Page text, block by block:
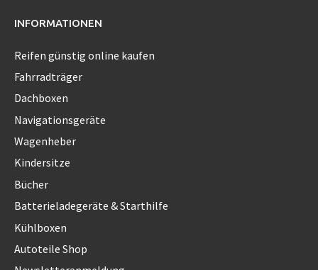
INFORMATIONEN
Reifen günstig online kaufen
Fahrradträger
Dachboxen
Navigationsgeräte
Wagenheber
Kindersitze
Bücher
Batterieladegeräte & Starthilfe
Kühlboxen
Autoteile Shop